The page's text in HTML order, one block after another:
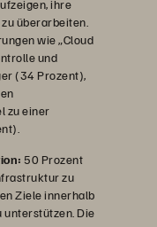
ihre
überarbeiten.
wie „Cloud
und
(34 Prozent),
zu einer
50 Prozent
zu
Ziele innerhalb
unterstützen. Die